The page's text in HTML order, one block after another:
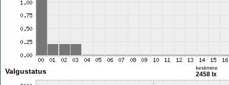
Valgustatus keskmine
2458 lx